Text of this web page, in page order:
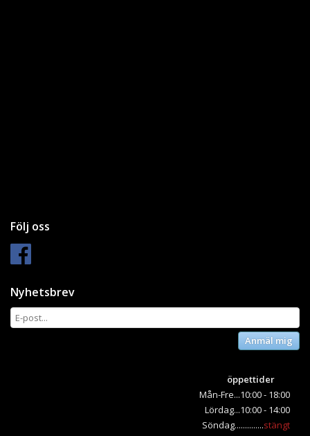
Följ oss
Nyhetsbrev
Anmäl mig
öppettider
Mån-Fre...10:00 - 18:00
Lördag...10:00 - 14:00
Söndag..............stängt